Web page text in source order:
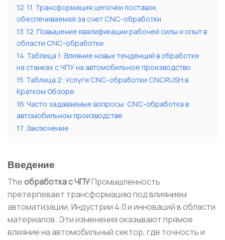
12 11. Трансформация цепочки поставок,
обеспечиваемая за счет CNC-обработки
13 12. Повышение квалификации рабочей силы и опыт в
области CNC-обработки
14 Таблица 1: Влияние новых тенденций в обработке
на станках с ЧПУ на автомобильное производство
15 Таблица 2: Услуги CNC-обработки CNCRUSH в
Кратком Обзоре
16 Часто задаваемые вопросы: CNC-обработка в
автомобильном производстве
17 Заключение
Введение
Theобработка с ЧПУПромышленность
претерпевает трансформацию под влиянием
автоматизации, Индустрии 4.0 и инноваций в области
материалов. Эти изменения оказывают прямое
влияние на автомобильный сектор, где точность и